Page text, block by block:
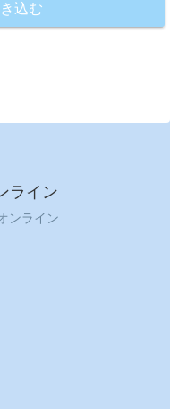
込む
ライン
ンライン.